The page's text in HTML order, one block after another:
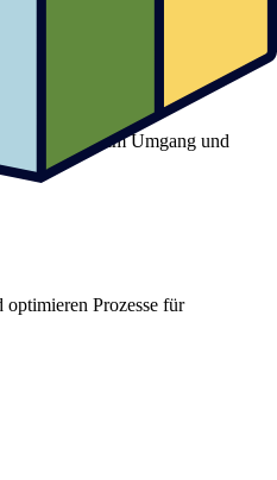
Respekt im Umgang und
optimieren Prozesse für